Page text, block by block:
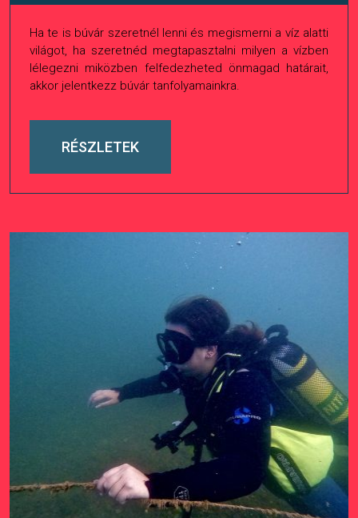
Ha te is búvár szeretnél lenni és megismerni a víz alatti
világot, ha szeretnéd megtapasztalni milyen a vízben
lélegezni miközben felfedezheted önmagad határait,
akkor jelentkezz búvár tanfolyamainkra.
RÉSZLETEK